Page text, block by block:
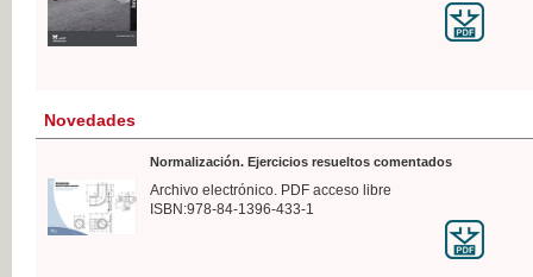
Novedades
Normalización. Ejercicios resueltos comentados
Archivo electrónico. PDF acceso libre
ISBN:978-84-1396-433-1